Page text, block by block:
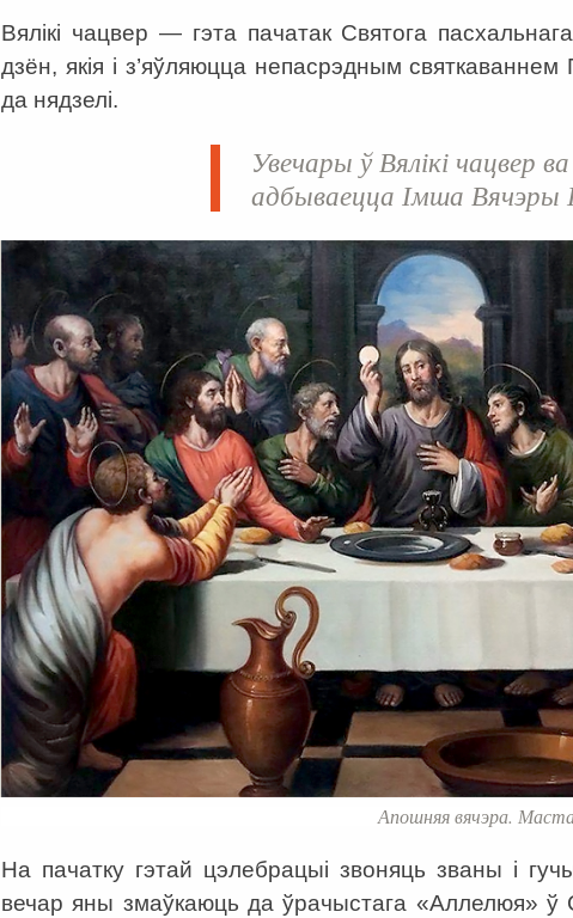
Вялікі чацвер — гэта пачатак Святога
дзён, якія і з’яўляюцца непасрэдным святкаваннем
да нядзелі.
Увечары ў Вялікі чацвер ва
адбываецца Імша Вячэры
Апошняя вячэра.
На пачатку гэтай цэлебрацыі звоняць званы і
вечар яны змаўкаюць да ўрачыстага «Аллелюя» ў